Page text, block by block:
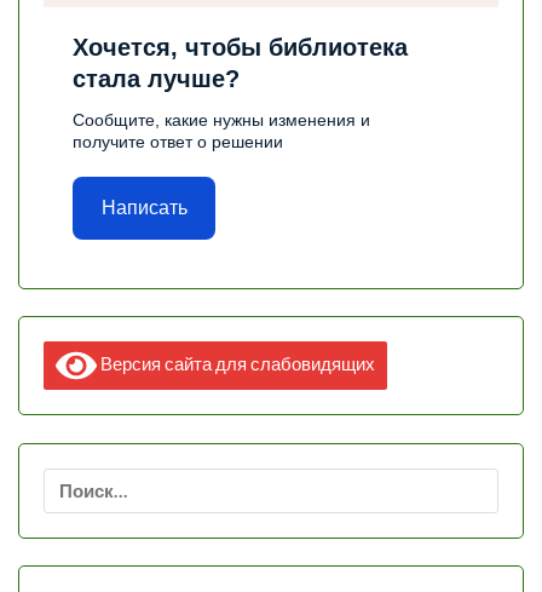
Хочется, чтобы библиотека
стала лучше?
Сообщите, какие нужны изменения и
получите ответ о решении
Написать
Версия сайта для слабовидящих